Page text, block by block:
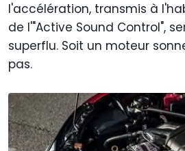
l'accélération, transmis à
de l'"Active Sound Control",
superflu. Soit un moteur
pas.